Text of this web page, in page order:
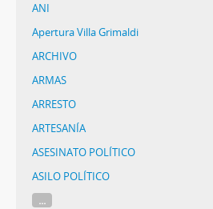
ANI
Apertura Villa Grimaldi
ARCHIVO
ARMAS
ARRESTO
ARTESANÍA
ASESINATO POLÍTICO
ASILO POLÍTICO
...